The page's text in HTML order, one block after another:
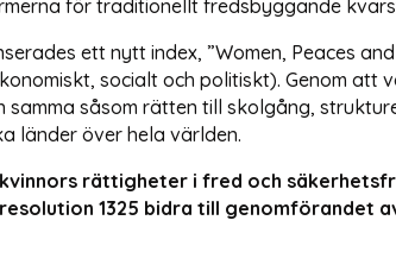
för traditionellt fredsbyggande
ett nytt index, ”Women, Peaces
socialt och politiskt). Genom
såsom rätten till skolgång,
länder över hela världen.
rättigheter i fred och
1325 bidra till genomförandet